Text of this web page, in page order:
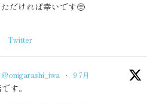
だければ幸いです🥺
Twitter
@onigarashi_iwa · 9 7月
す。